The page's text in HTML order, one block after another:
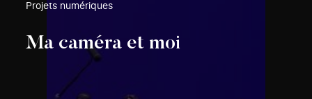
Projets numériques
Ma caméra et moi